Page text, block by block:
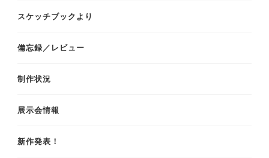
スケッチブックより
備忘録／レビュー
制作状況
展示会情報
新作発表！